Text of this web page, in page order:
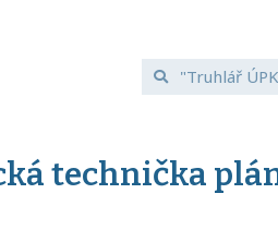
technička